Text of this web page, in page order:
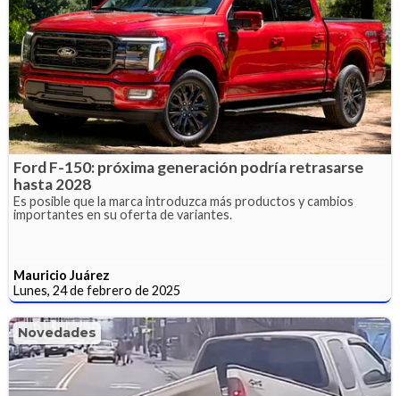
Ford F-150: próxima generación podría retrasarse
hasta 2028
Es posible que la marca introduzca más productos y cambios
importantes en su oferta de variantes.
Mauricio Juárez
Lunes, 24 de febrero de 2025
Novedades